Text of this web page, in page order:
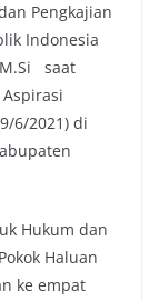
Pengkajian
Indonesia
M.Si saat
6/2021) di
Hukum dan
Haluan
ke empat